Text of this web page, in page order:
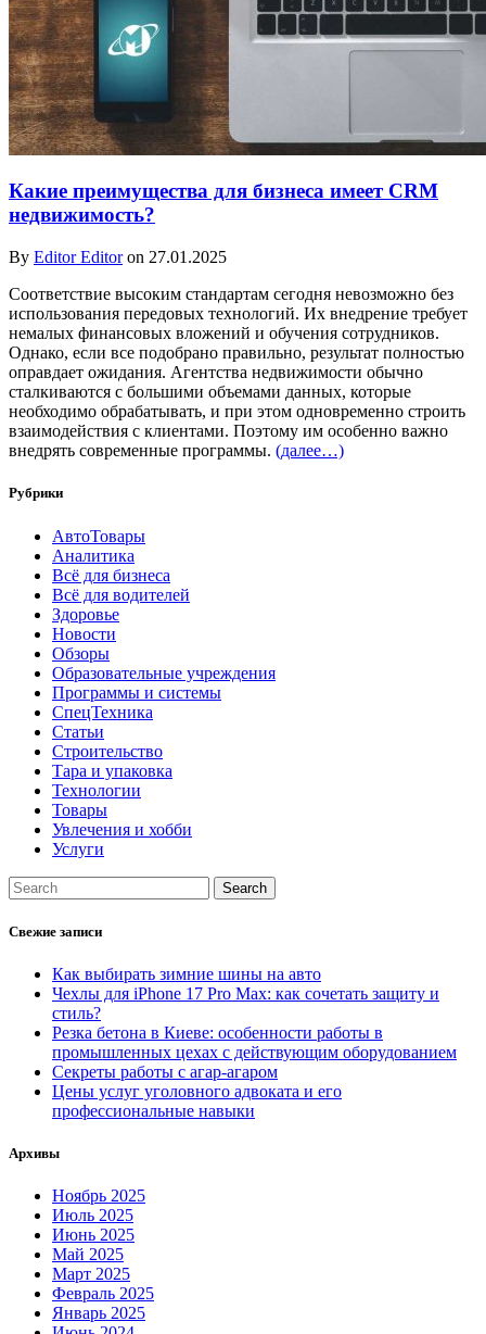
Какие преимущества для бизнеса имеет CRM
недвижимость?
By Editor Editoron 27.01.2025
Соответствие высоким стандартам сегодня невозможно без
использования передовых технологий. Их внедрение требует
немалых финансовых вложений и обучения сотрудников.
Однако, если все подобрано правильно, результат полностью
оправдает ожидания. Агентства недвижимости обычно
сталкиваются с большими объемами данных, которые
необходимо обрабатывать, и при этом одновременно строить
взаимодействия с клиентами. Поэтому им особенно важно
внедрять современные программы. (далее…)
Рубрики
АвтоТовары
Аналитика
Всё для бизнеса
Всё для водителей
Здоровье
Новости
Обзоры
Образовательные учреждения
Программы и системы
СпецТехника
Статьи
Строительство
Тара и упаковка
Технологии
Товары
Увлечения и хобби
Услуги
Свежие записи
Как выбирать зимние шины на авто
Чехлы для iPhone 17 Pro Max: как сочетать защиту и
стиль?
Резка бетона в Киеве: особенности работы в
промышленных цехах с действующим оборудованием
Секреты работы с агар-агаром
Цены услуг уголовного адвоката и его
профессиональные навыки
Архивы
Ноябрь 2025
Июль 2025
Июнь 2025
Май 2025
Март 2025
Февраль 2025
Январь 2025